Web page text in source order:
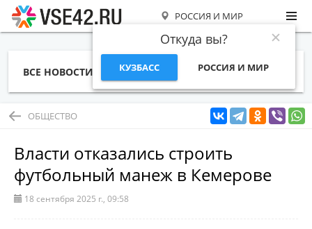
РОССИЯ И МИР
Откуда вы?
КУЗБАСС РОССИЯ И МИР
ВСЕ НОВОСТИ СТАТЬИ ТЕМЫ ФОТО
ОБЩЕСТВО
Власти отказались строить
футбольный манеж в Кемерове
18 сентября 2025 г., 09:58